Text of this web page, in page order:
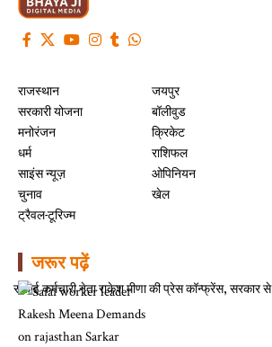
राजस्थान
सरकारी योजना
मनोरंजन
धर्म
साइंस न्यूज़
चुनाव
ट्रैवल-टूरिज्म
जयपुर
बॉलीवुड
क्रिकेट
राशिफल
ओपिनियन
खेल
जरूर पढ़ें
सफाई कर्मचारी नेता राकेश मीणा की प्रेस कॉन्फ्रेंस, सरकार